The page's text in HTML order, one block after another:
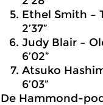
Ethel Smith –
2’37”
Judy Blair –
6’02”
Atsuko
6’03”
De Hammond-